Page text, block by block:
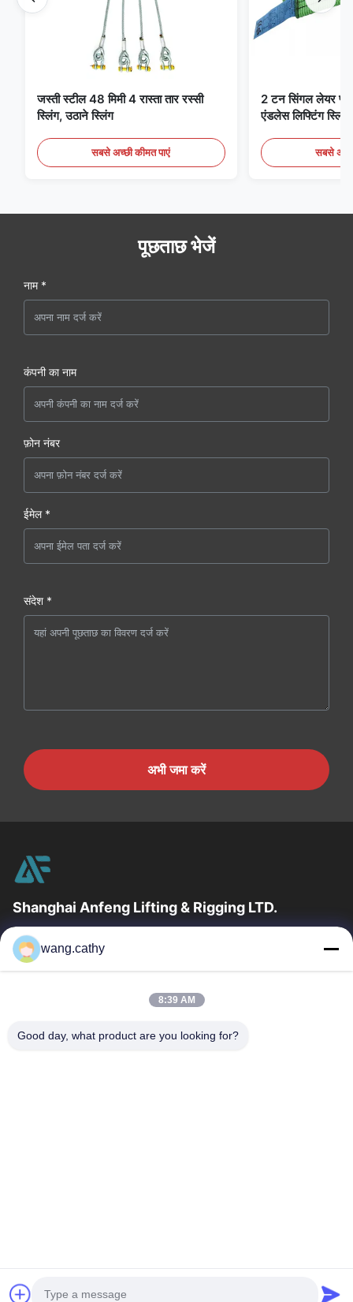
जस्ती स्टील 48 मिमी 4 रास्ता तार रस्सी
स्लिंग, उठाने स्लिंग
सबसे अच्छी कीमत पाएं
2 टन सिंगल लेयर
एंडलेस लिफ्टिंग स्लिंग्स
सबसे
पूछताछ भेजें
नाम *
कंपनी का नाम
फ़ोन नंबर
ईमेल *
संदेश *
अभी जमा करें
Shanghai Anfeng Lifting & Rigging LTD.
उद्योग में 20 वर्षों के अनुभव के साथ, हम अपने ग्राहकों को प्रीमियम लिफ्टिंग और
हेराफेरी उत्पादों और कस्टम-डिज़ाइन किए गए लिफ्टिंग समाधान प्रदान...
त्वरित लिंक
उत्पादों
वीडियो
हमारे बारे में
wang.cathy
8:39 AM
Good day, what product are you looking for?